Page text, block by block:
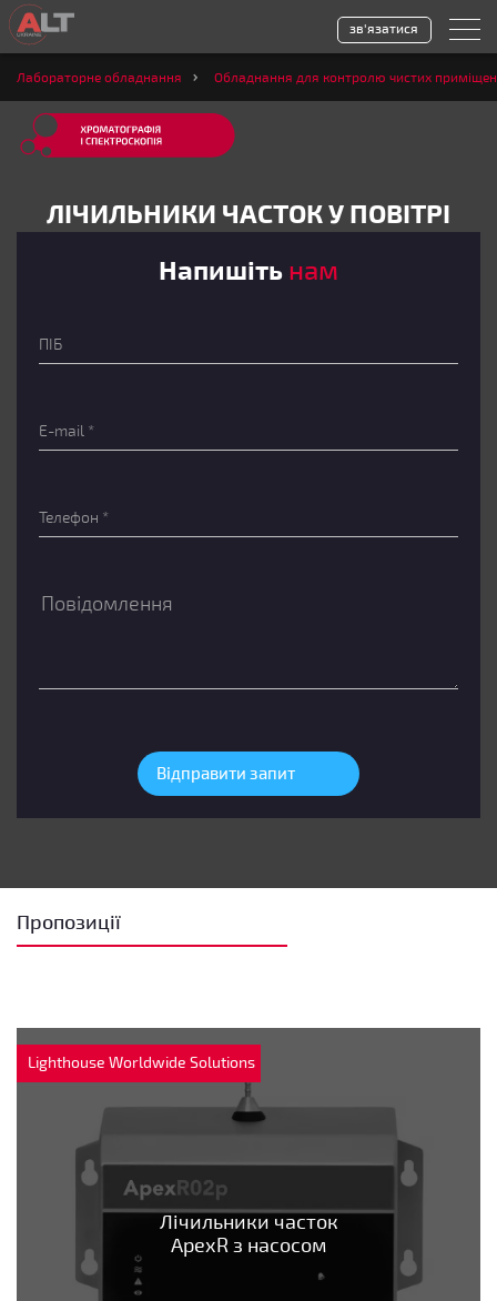
Лабораторне обладнання Обладнання для контролю чистих
ЛІЧИЛЬНИКИ ЧАСТОК У ПОВІТРІ
Напишіть нам
зв'язатися
Пропозиції
Lighthouse Worldwide Solutions
Лічильники часток
ApexR з насосом